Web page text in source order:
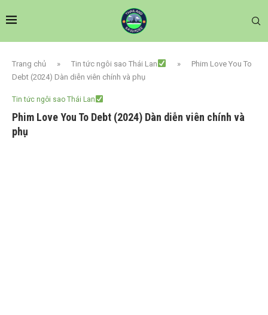
Trang chủ » Tin tức ngôi sao Thái Lan »
Phim Love You To
Debt (2024) Dàn diễn viên chính và phụ
Tin tức ngôi sao Thái Lan
Phim Love You To Debt (2024) Dàn diễn viên chính và
phụ